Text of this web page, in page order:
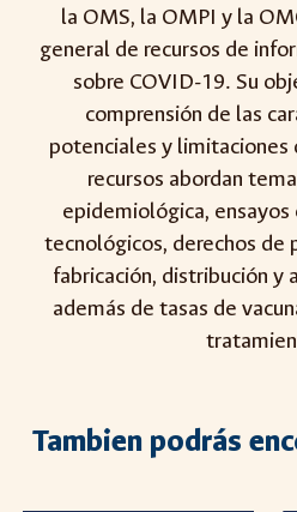
la OMS, la OMPI y la
general de recursos de
sobre COVID-19. Su
comprensión de las
potenciales y limitaciones
recursos abordan
epidemiológica,
tecnológicos, derechos de
fabricación, distribución y
además de tasas de
Tambien podrás